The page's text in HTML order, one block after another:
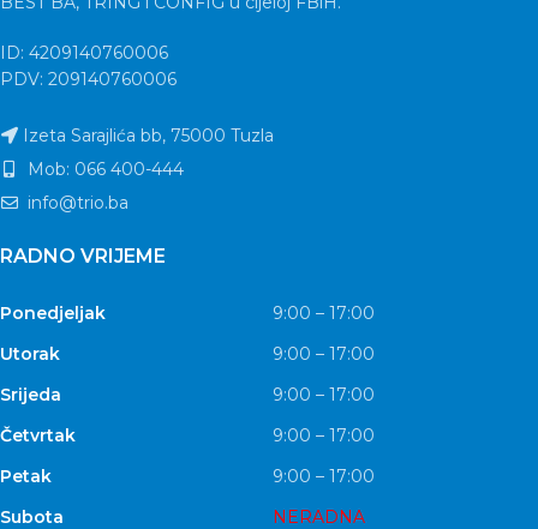
ID: 4209140760006
PDV: 209140760006
Izeta Sarajlića bb, 75000 Tuzla
Mob: 066 400-444
info@trio.ba
RADNO VRIJEME
Ponedjeljak
9:00 – 17:00
Utorak
9:00 – 17:00
Srijeda
9:00 – 17:00
Četvrtak
9:00 – 17:00
Petak
9:00 – 17:00
Subota
NERADNA